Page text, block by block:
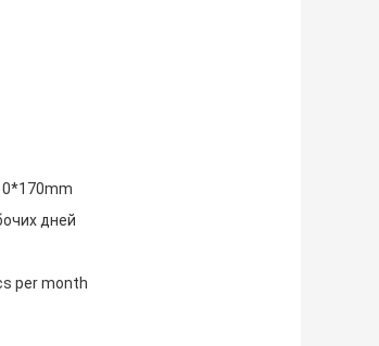
дней
per month